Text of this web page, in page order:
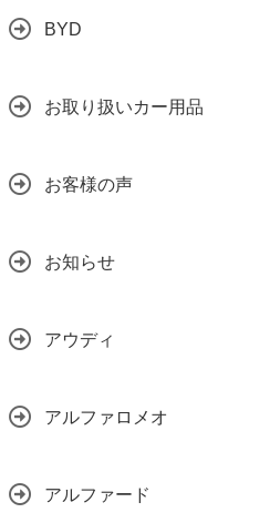
BYD
お取り扱いカー用品
お客様の声
お知らせ
アウディ
アルファロメオ
アルファード